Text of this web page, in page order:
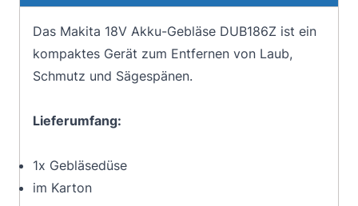
Das Makita 18V Akku-Gebläse DUB186Z ist ein
kompaktes Gerät zum Entfernen von Laub,
Schmutz und Sägespänen.
Lieferumfang:
1x Gebläsedüse
im Karton